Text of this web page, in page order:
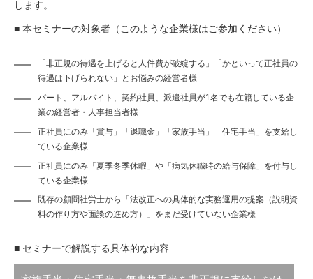
します。
■ 本セミナーの対象者（このような企業様はご参加ください）
「非正規の待遇を上げると人件費が破綻する」「かといって正社員の
待遇は下げられない」とお悩みの経営者様
パート、アルバイト、契約社員、派遣社員が1名でも在籍している企
業の経営者・人事担当者様
正社員にのみ「賞与」「退職金」「家族手当」「住宅手当」を支給し
ている企業様
正社員にのみ「夏季冬季休暇」や「病気休職時の給与保障」を付与し
ている企業様
既存の顧問社労士から「法改正への具体的な実務運用の提案（説明資
料の作り方や面談の進め方）」をまだ受けていない企業様
■ セミナーで解説する具体的な内容